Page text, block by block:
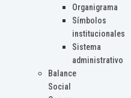
Organigrama
Símbolos
institucionales
Sistema
administrativo
Balance
Social